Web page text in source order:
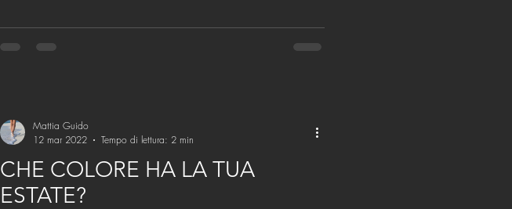
CHE COLORE HA LA TUA
ESTATE?
Mattia Guido
12 mar 2022
Tempo di lettura: 2 min